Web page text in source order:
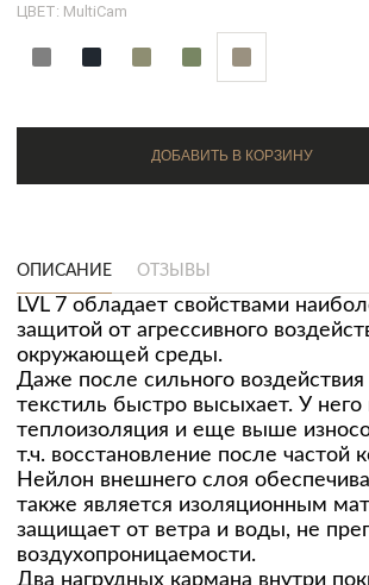
ЦВЕТ: MultiCam
ДОБАВИТЬ В КОРЗИНУ
ОПИСАНИЕ ОТЗЫВЫ
LVL 7 обладает свойствами
защитой от агрессивного
окружающей среды.
Даже после сильного воздействия
текстиль быстро высыхает. У него
теплоизоляция и еще выше
т.ч. восстановление после частой
Нейлон внешнего слоя
также является изоляционным
защищает от ветра и воды, не
воздухопроницаемости.
Два нагрудных кармана внутри